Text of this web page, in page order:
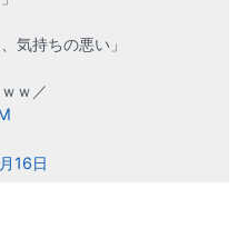
気持ちの悪い」
ｗ／
16日